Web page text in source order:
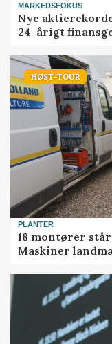
MARKEDSFOKUS
Nye
24-årigt
HØST-TOUR
PLANTER
18 montører
Maskiner